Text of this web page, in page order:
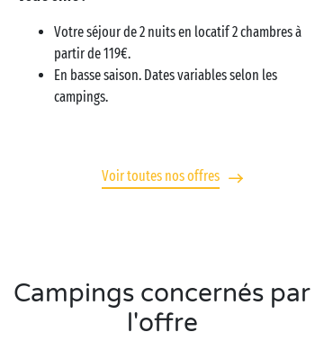
Votre séjour de 2 nuits en locatif 2 chambres à
partir de 119€.
En basse saison. Dates variables selon les
campings.
Voir toutes nos offres
Campings concernés par
l'offre